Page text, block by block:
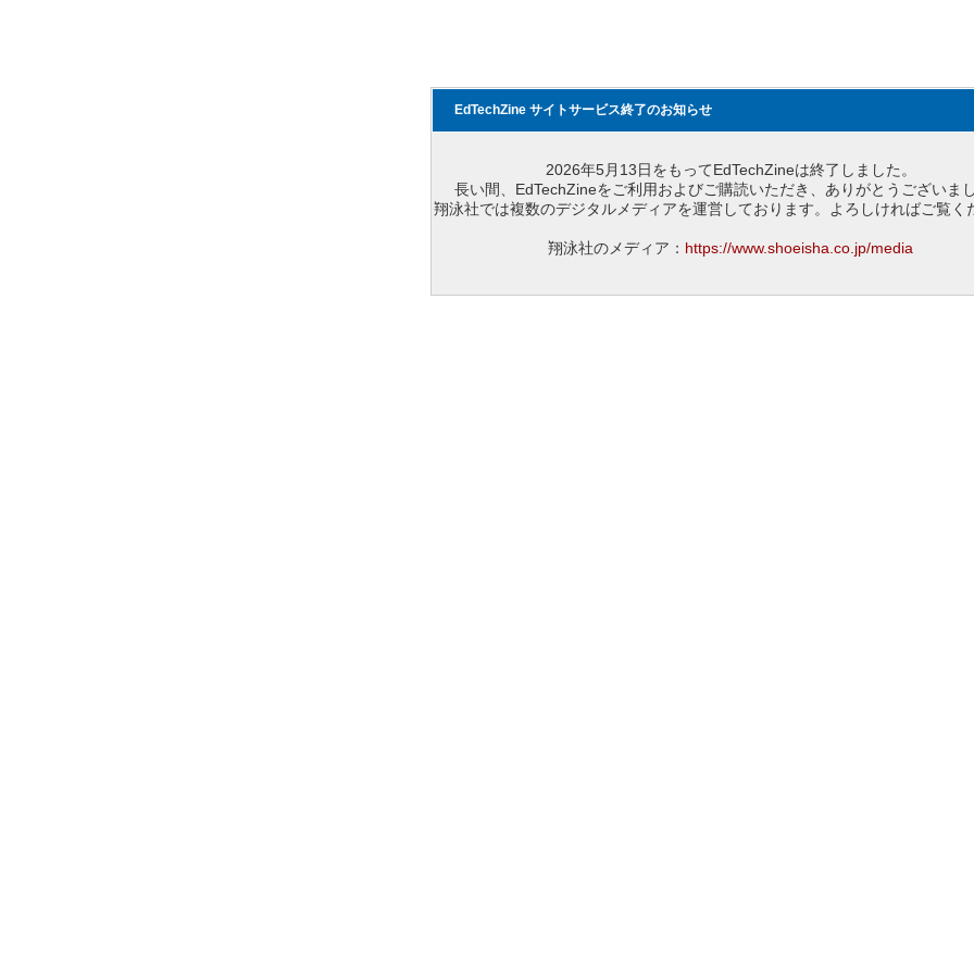
EdTechZine サイトサービス終了のお知らせ
2026年5月13日をもってEdTechZineは終了しました。
長い間、EdTechZineをご利用およびご購読いただき、ありがとうございまし
翔泳社では複数のデジタルメディアを運営しております。よろしければご覧く
翔泳社のメディア： https://www.shoeisha.co.jp/media